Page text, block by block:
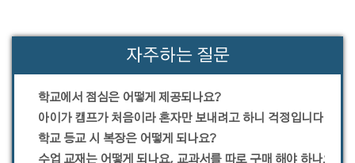
자주하는 질문
학교에서 점심은 어떻게 제공되나요?
아이가 캠프가 처음이라 혼자만 보내려고 하니 걱정입니다.
학교 등교 시 복장은 어떻게 되나요?
수업 교재는 어떻게 되나요, 교과서를 따로 구매 해야 하나요?